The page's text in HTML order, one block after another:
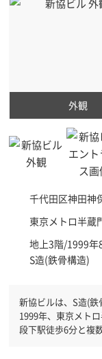
外観
千代田区神田神
東京メトロ半蔵
地上3階/1999年
S造(鉄骨構造)
新協ビルは、S造(鉄
1999年、東京メト
段下駅徒歩6分と複